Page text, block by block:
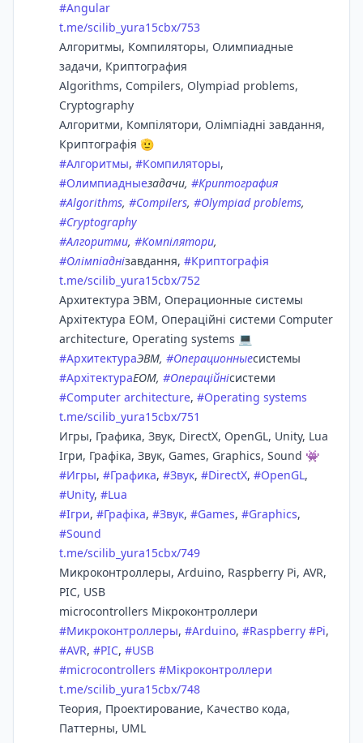
#Angular
t.me/scilib_yura15cbx/753
Алгоритмы, Компиляторы, Олимпиадные
задачи, Криптография
Algorithms, Compilers, Olympiad problems,
Cryptography
Алгоритми, Компілятори, Олімпіадні завдання,
Криптографія 🫡
#Алгоритмы, #Компиляторы,
#Олимпиадныезадачи, #Криптография
#Algorithms, #Compilers, #Olympiad problems,
#Cryptography
#Алгоритми, #Компілятори,
#Олімпіаднізавдання, #Криптографія
t.me/scilib_yura15cbx/752
Архитектура ЭВМ, Операционные системы
Архітектура ЕОМ, Операційні системи Computer
architecture, Operating systems 💻
#АрхитектураЭВМ, #Операционныесистемы
#АрхітектураЕОМ, #Операційнісистеми
#Computer architecture, #Operating systems
t.me/scilib_yura15cbx/751
Игры, Графика, Звук, DirectX, OpenGL, Unity, Lua
Ігри, Графіка, Звук, Games, Graphics, Sound 👾
#Игры, #Графика, #Звук, #DirectX, #OpenGL,
#Unity, #Lua
#Ігри, #Графіка, #Звук, #Games, #Graphics,
#Sound
t.me/scilib_yura15cbx/749
Микроконтроллеры, Arduino, Raspberry Pi, AVR,
PIC, USB
microcontrollers Мікроконтроллери
#Микроконтроллеры, #Arduino, #Raspberry #Pi,
#AVR, #PIC, #USB
#microcontrollers #Мікроконтроллери
t.me/scilib_yura15cbx/748
Теория, Проектирование, Качество кода,
Паттерны, UML